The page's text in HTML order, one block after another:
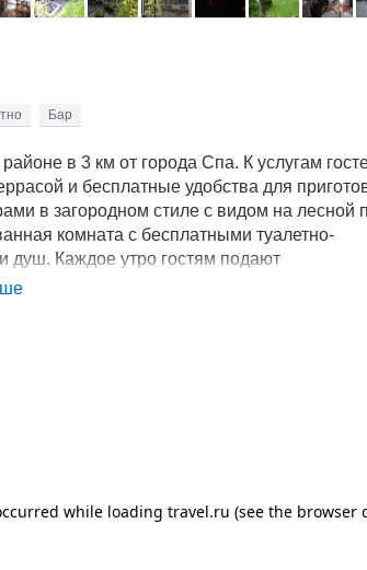
Бар
в 3 км от города Спа. К услугам
и бесплатные удобства для
в загородном стиле с видом на лесной
комната с бесплатными туалетно-
душ. Каждое утро гостям подают
заказу, также есть специальное